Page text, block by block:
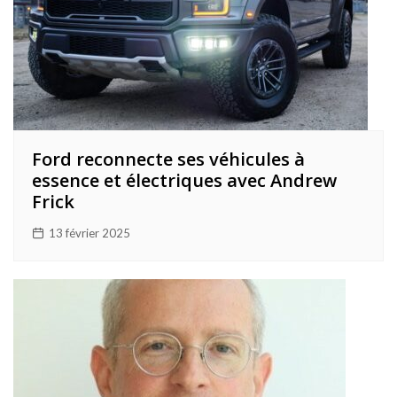
Ford reconnecte ses véhicules à
essence et électriques avec Andrew
Frick
13 février 2025